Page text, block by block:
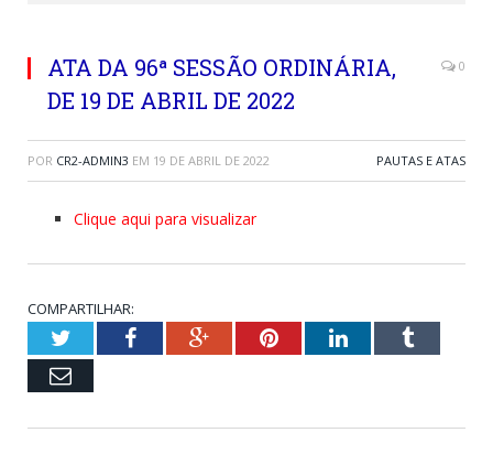
ATA DA 96ª SESSÃO ORDINÁRIA,
DE 19 DE ABRIL DE 2022
0
POR CR2-ADMIN3 EM 19 DE ABRIL DE 2022 PAUTAS E ATAS
Clique aqui para visualizar
COMPARTILHAR:
TwitterFacebookGoogle+PinterestLinkedInTumblr
Email